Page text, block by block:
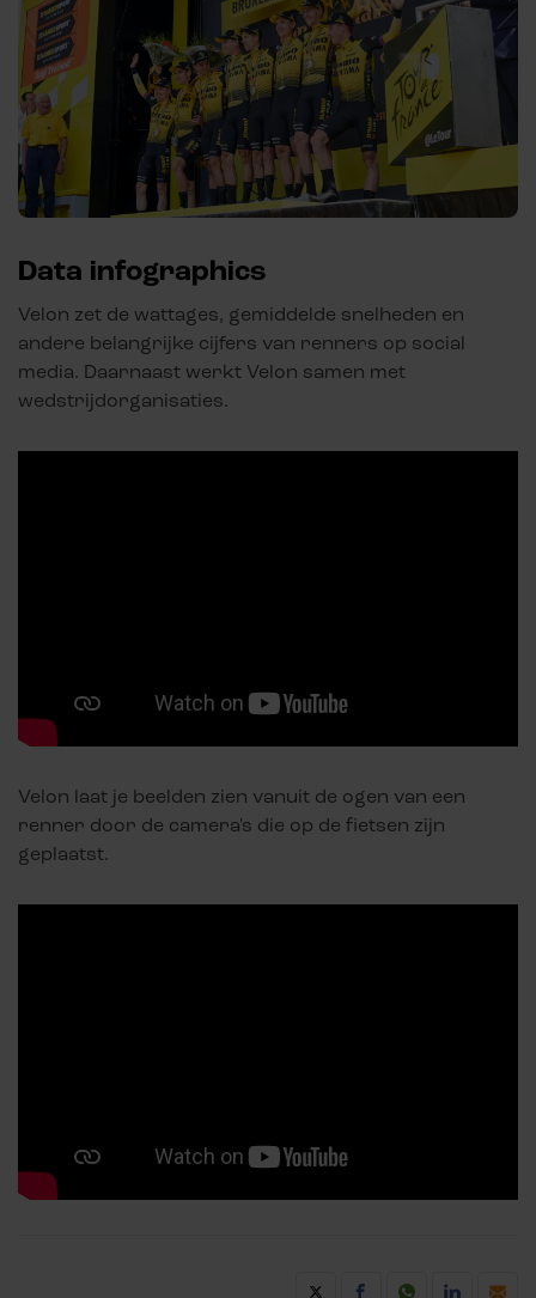
Data infographics
Velon zet de wattages, gemiddelde snelheden en
andere belangrijke cijfers van renners op social
media. Daarnaast werkt Velon samen met
wedstrijdorganisaties.
Velon laat je beelden zien vanuit de ogen van een
renner door de camera's die op de fietsen zijn
geplaatst.